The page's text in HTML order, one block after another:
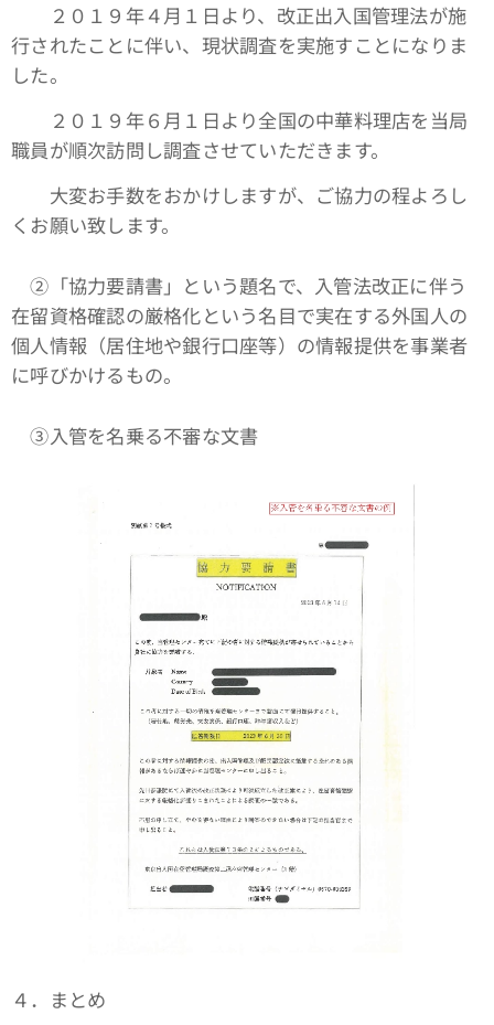
２０１９年４月１日より、改正出入国管理法が施
行されたことに伴い、現状調査を実施すことになりま
した。
２０１９年６月１日より全国の中華料理店を当局
職員が順次訪問し調査させていただきます。
大変お手数をおかけしますが、ご協力の程よろし
くお願い致します。
➁「協力要請書」という題名で、入管法改正に伴う
在留資格確認の厳格化という名目で実在する外国人の
個人情報（居住地や銀行口座等）の情報提供を事業者
に呼びかけるもの。
③入管を名乗る不審な文書
４．まとめ